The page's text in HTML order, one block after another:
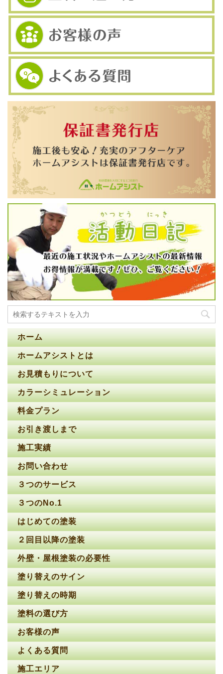
ホーム
ホームアシストとは
お見積もりについて
カラーシミュレーション
料金プラン
お引き渡しまで
施工実績
お問い合わせ
３つのサービス
３つのNo.1
はじめての塗装
２回目以降の塗装
外壁・屋根塗装の必要性
塗り替えのサイン
塗り替えの時期
塗料の選び方
お客様の声
よくある質問
施工エリア